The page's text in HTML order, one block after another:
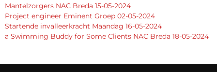
Mantelzorgers NAC Breda 15-05-2024
Project engineer Eminent Groep 02-05-2024
Startende invalleerkracht Maandag 16-05-2024
a Swimming Buddy for Some Clients NAC Breda 18-05-2024